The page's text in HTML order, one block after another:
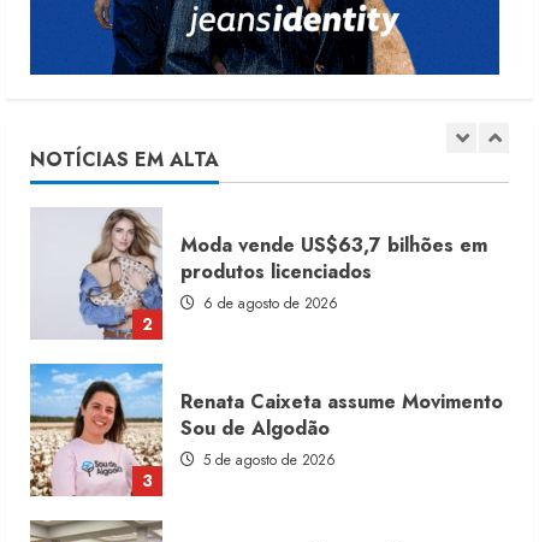
NOTÍCIAS EM ALTA
5
1
7 de agosto de 2026
2
Moda vende US$63,7 bilhões em
produtos licenciados
6 de agosto de 2026
3
Renata Caixeta assume Movimento
Sou de Algodão
5 de agosto de 2026